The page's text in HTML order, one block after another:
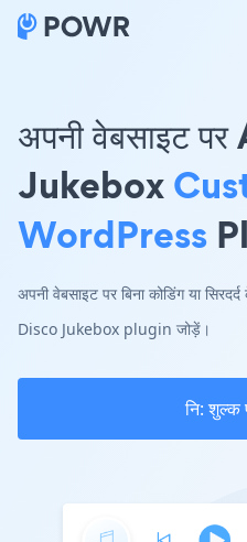
अपनी वेबसाइट
Jukebox
WordPress
अपनी वेबसाइट पर बिना कोडिंग या
Disco Jukebox plugin जोड़ें।
नि: शुल्क